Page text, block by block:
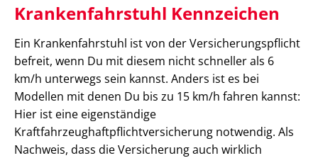
Krankenfahrstuhl Kennzeichen
Ein Krankenfahrstuhl ist von der Versicherungspflicht
befreit, wenn Du mit diesem nicht schneller als 6
km/h unterwegs sein kannst. Anders ist es bei
Modellen mit denen Du bis zu 15 km/h fahren kannst:
Hier ist eine eigenständige
Kraftfahrzeughaftpflichtversicherung notwendig. Als
Nachweis, dass die Versicherung auch wirklich